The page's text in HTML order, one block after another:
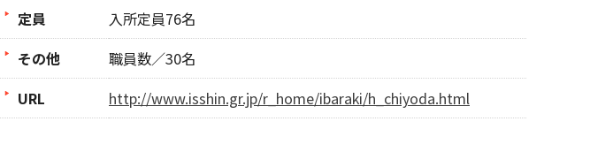
定員
入所定員76名
その他
職員数／30名
URL
http://www.isshin.gr.jp/r_home/ibaraki/h_chiyoda.html